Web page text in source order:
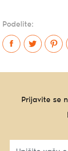
Podelite:
Prijavite se